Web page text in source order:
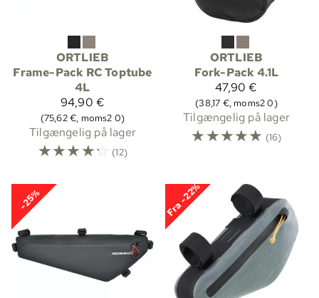
ORTLIEB
Frame-Pack RC Toptube
4L
94,90 €
(75,62 €, moms2 0)
Tilgængelig på lager
☆☆☆☆☆ (12)
ORTLIEB
Fork-Pack 4.1L
47,90 €
(38,17 €, moms2 0)
Tilgængelig på lager
☆☆☆☆☆ (16)
-25% Fra -22%